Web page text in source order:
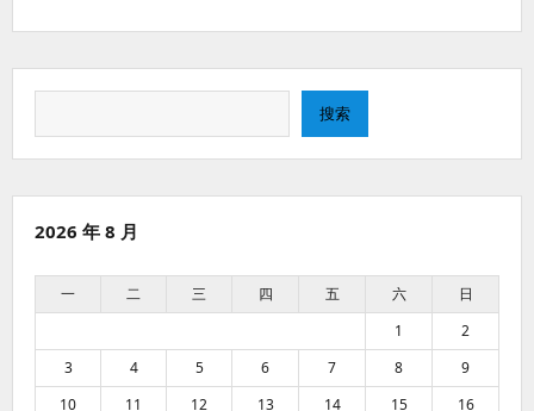
搜索
2026 年 8 月
一 二 三 四 五 六
日
1
2
3
4 5 6 7 8
9
10
11 12 13 14 15
16